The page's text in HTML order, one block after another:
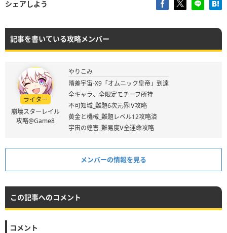
シェアしよう
記事を書いている攻略メンバー
ライター
崩壊スターレイル
攻略@Game8
やりこみ
階差宇宙-X9「オムニック皇帝」到達
全キャラ、全限定モチーフ所持
不可知域_難題6次元界Ⅳ攻略
黄金と機械_難題レベル12攻略済
宇宙の蝗害_難易度Ⅴ全運命攻略
メンバーの情報を見る
この記事へのコメント
コメント